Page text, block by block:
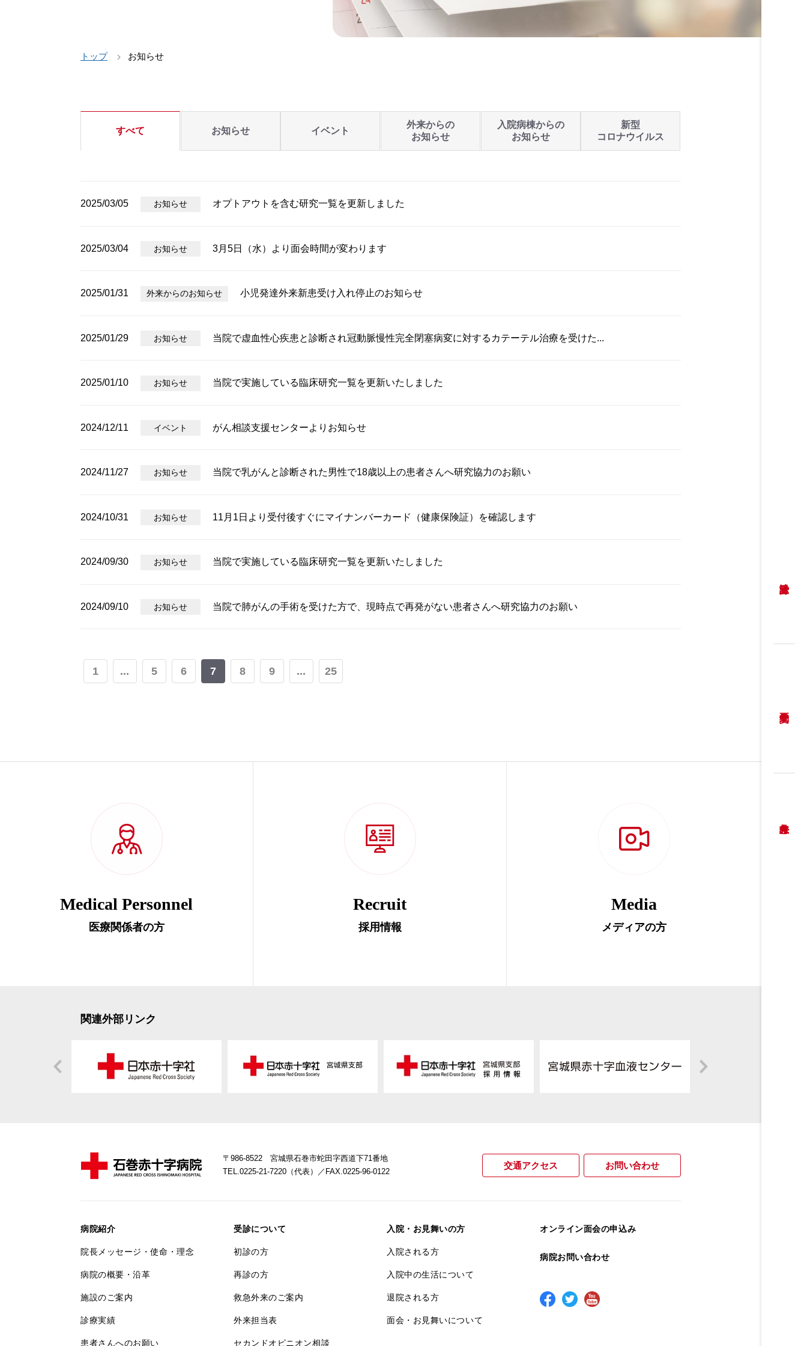
トップ お知らせ
すべて お知らせ イベント
外来からの
お知らせ
入院病棟からの
お知らせ
新型
コロナウイルス
2025/03/05 お知らせ オプトアウトを含む研究一覧を更新しました
2025/03/04 お知らせ 3月5日（水）より面会時間が変わります
2025/01/31 外来からのお知らせ 小児発達外来新患受け入れ停止のお知らせ
2025/01/29 お知らせ 当院で虚血性心疾患と診断され冠動脈慢性完全閉塞病変に対するカテーテル治療を受けた...
2025/01/10 お知らせ 当院で実施している臨床研究一覧を更新いたしました
2024/12/11 イベント がん相談支援センターよりお知らせ
2024/11/27 お知らせ 当院で乳がんと診断された男性で18歳以上の患者さんへ研究協力のお願い
2024/10/31 お知らせ 11月1日より受付後すぐにマイナンバーカード（健康保険証）を確認します
2024/09/30 お知らせ 当院で実施している臨床研究一覧を更新いたしました
2024/09/10 お知らせ 当院で肺がんの手術を受けた方で、現時点で再発がない患者さんへ研究協力のお願い
1 ... 5 6 7 8 9 ... 25
Medical Personnel
医療関係者の方
Recruit
採用情報
Media
メディアの方
関連外部リンク
〒986-8522 宮城県石巻市蛇田字西道下71番地
TEL.0225-21-7220（代表）
／FAX.0225-96-0122
交通アクセス お問い合わせ
病院紹介
院長メッセージ・使命・理念
病院の概要・沿革
施設のご案内
診療実績
患者さんへのお願い
受診について
初診の方
再診の方
救急外来のご案内
外来担当表
セカンドオピニオン相談
入院・お見舞いの方
入院される方
入院中の生活について
退院される方
面会・お見舞いについて
オンライン面会の申込み
病院お問い合わせ